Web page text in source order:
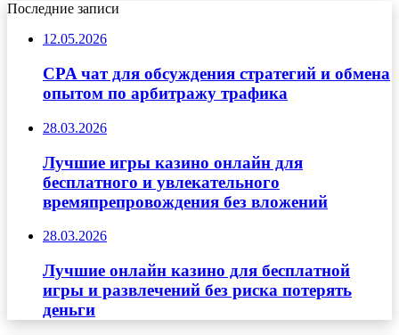
Последние записи
12.05.2026
CPA чат для обсуждения стратегий и обмена
опытом по арбитражу трафика
28.03.2026
Лучшие игры казино онлайн для
бесплатного и увлекательного
времяпрепровождения без вложений
28.03.2026
Лучшие онлайн казино для бесплатной
игры и развлечений без риска потерять
деньги